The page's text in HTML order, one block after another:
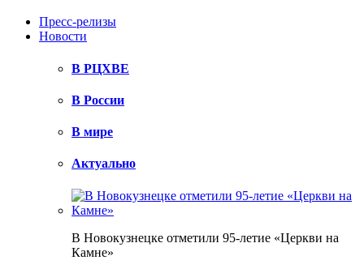
Пресс-релизы
Новости
В РЦХВЕ
В России
В мире
Актуально
В Новокузнецке отметили 95-летие «Церкви на
Камне»